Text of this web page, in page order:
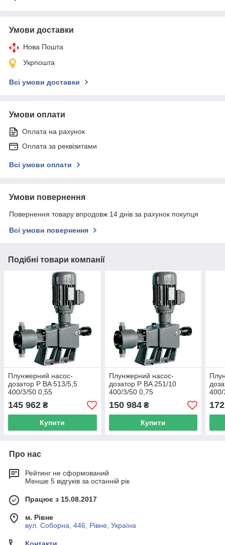
Умови доставки
Нова Пошта
Укрпошта
Всі умови доставки
Умови оплати
Оплата на рахунок
Оплата за реквізитами
Всі умови оплати
Умови повернення
Повернення товару впродовж 14 днів за рахунок покупця
Всі умови повернення
Подібні товари компанії
Плунжерний насос-
дозатор P BA 513/5,5
400/3/50 0,55
145 962 ₴
Купити
Плунжерний насос-
дозатор P BA 251/10
400/3/50 0,75
150 984₴
Купити
Про нас
Рейтинг не сформований
Менше 5 відгуків за останній рік
Працює з 15.08.2017
м. Рівне
вул. Соборна, 446, Рівне, Україна